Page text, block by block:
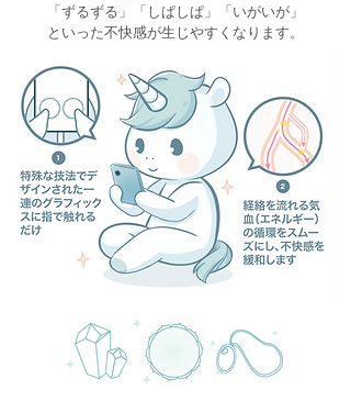
「ずるずる」「しぱしぱ」「いがいが」
といった不快感が生じやすくなります。